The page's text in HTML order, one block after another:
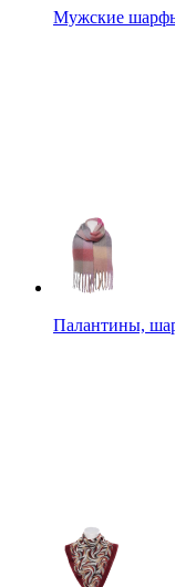
Мужские
Палантины,